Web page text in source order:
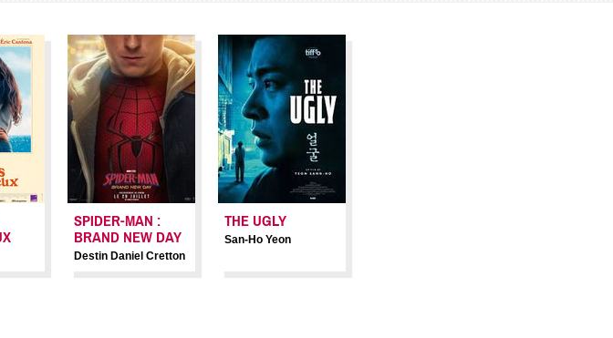
LE TRIANGLE
D’OR
Hélène Rosselet-Ruiz
SPIDER-MAN :
BRAND NEW DAY
Destin Daniel Cretton
THE UGLY
San-Ho Yeon